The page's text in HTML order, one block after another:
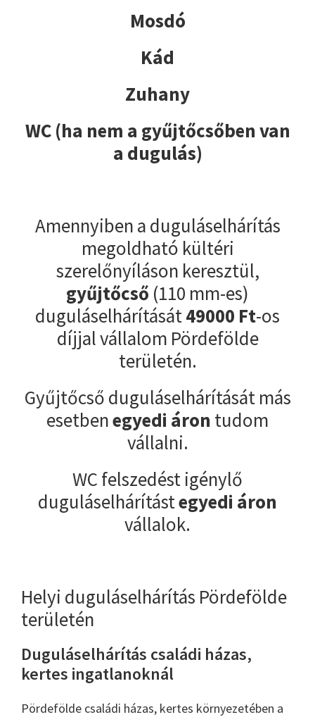
Mosdó
Kád
Zuhany
WC (ha nem a gyűjtőcsőben van
a dugulás)
Amennyiben a duguláselhárítás
megoldható kültéri
szerelőnyíláson keresztül,
gyűjtőcső (110 mm-es)
duguláselhárítását49000 Ft-os
díjjal vállalom Pördefölde
területén.
Gyűjtőcső duguláselhárítását más
esetbenegyedi áron tudom
vállalni.
WC felszedést igénylő
duguláselhárítástegyedi áron
vállalok.
Helyi duguláselhárítás Pördefölde
területén
Duguláselhárítás családi házas,
kertes ingatlanoknál
Pördefölde családi házas, kertes környezetében a